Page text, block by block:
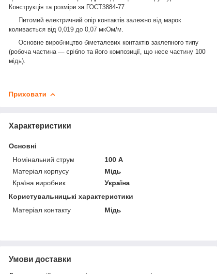
Конструкція та розміри за ГОСТ3884-77.
Питомий електричний опір контактів залежно від марок
коливається від 0,019 до 0,07 мкОм/м.
Основне виробництво біметалевих контактів заклепного типу
(робоча частина — срібло та його композиції, що несе частину 100
мідь).
Приховати
Характеристики
Основні
Номінальний струм
100 А
Матеріал корпусу
Мідь
Країна виробник
Україна
Користувальницькі характеристики
Матеріал контакту
Мідь
Умови доставки